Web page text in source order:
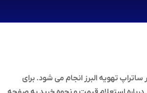
تهویه البرز انجام می شود. برای